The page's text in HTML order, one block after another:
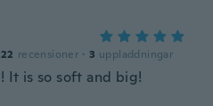
recensioner · 3 uppladdningar
It is so soft and big!